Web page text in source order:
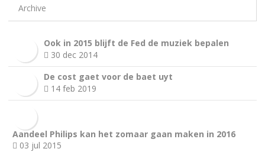
Archive
Ook in 2015 blijft de Fed de muziek bepalen
30 dec 2014
De cost gaet voor de baet uyt
14 feb 2019
Aandeel Philips kan het zomaar gaan maken in 2016
03 jul 2015